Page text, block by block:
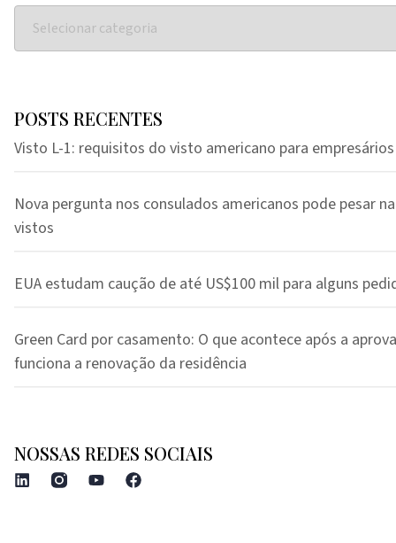
POSTS RECENTES
Visto L-1: requisitos do visto americano para empresários
Nova pergunta nos consulados americanos pode pesar
vistos
EUA estudam caução de até US$100 mil para alguns
Green Card por casamento: O que acontece após a
funciona a renovação da residência
NOSSAS REDES SOCIAIS